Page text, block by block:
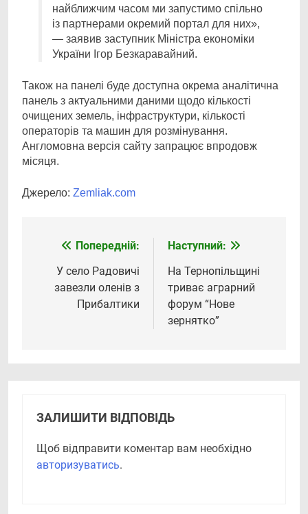
найближчим часом ми запустимо спільно
із партнерами окремий портал для них»,
— заявив заступник Міністра економіки
України Ігор Безкаравайний.
Також на панелі буде доступна окрема аналітична
панель з актуальними даними щодо кількості
очищених земель, інфраструктури, кількості
операторів та машин для розмінування.
Англомовна версія сайту запрацює впродовж
місяця.
Джерело: Zemliak.com
Навігація
записів
Попередній:
У село Радовичі
завезли оленів з
Прибалтики
Наступний:
На Тернопільщині
триває аграрний
форум “Нове
зернятко”
ЗАЛИШИТИ ВІДПОВІДЬ
Щоб відправити коментар вам необхідно
авторизуватись.